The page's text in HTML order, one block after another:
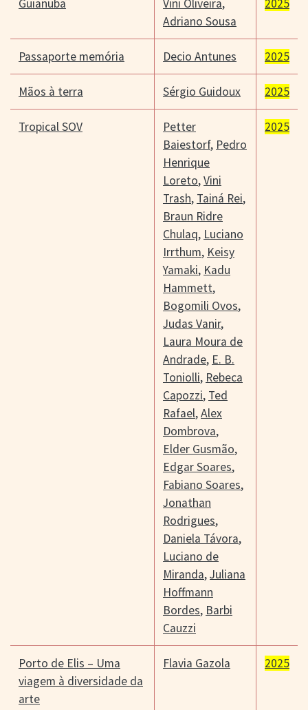
Guianuba Vini Oliveira,
Adriano Sousa
2025
Passaporte memória Decio Antunes 2025
Mãos à terra Sérgio Guidoux 2025
Tropical SOV
Petter
Baiestorf, Pedro
Henrique
Loreto,Vini
Trash, Tainá Rei,
Braun Ridre
Chulaq, Luciano
Irrthum, Keisy
Yamaki, Kadu
Hammett,
Bogomili Ovos,
Judas Vanir,
Laura Moura de
Andrade, E. B.
Toniolli, Rebeca
Capozzi, Ted
Rafael,Alex
Dombrova,
Elder Gusmão,
Edgar Soares,
Fabiano Soares,
Jonathan
Rodrigues,
Daniela Távora,
Luciano de
Miranda,Juliana
Hoffmann
Bordes, Barbi
Cauzzi
2025
Porto de Elis – Uma
viagem à diversidade da
arte
Flavia Gazola 2025